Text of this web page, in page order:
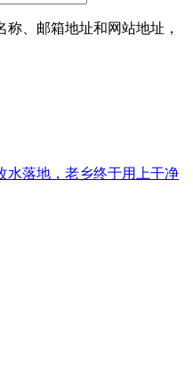
、邮箱地址和网站地址，
水落地，老乡终于用上干净